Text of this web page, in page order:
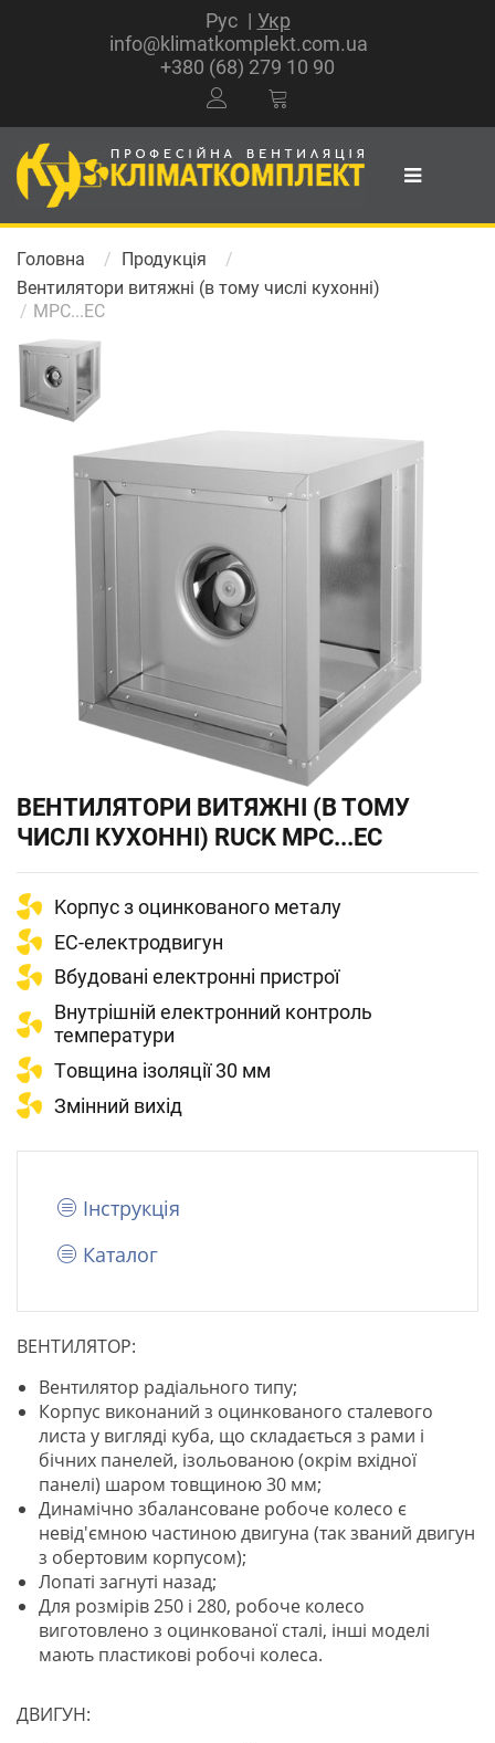
Рус
Укр
info@klimatkomplekt.com.ua
+380 (68) 279 10 90
Головна
Продукція
Вентилятори витяжні (в тому числі кухонні)
MPC...EC
ВЕНТИЛЯТОРИ ВИТЯЖНІ (В ТОМУ
ЧИСЛІ КУХОННІ) RUCK MPC...EC
Kорпус з оцинкованого металу
EC-електродвигун
Вбудовані електронні пристрої
Внутрішній електронний контроль
температури
Tовщина ізоляції 30 мм
Змінний вихід
Інструкція
Каталог
ВЕНТИЛЯТОР:
Вентилятор радіального типу;
Корпус виконаний з оцинкованого сталевого
листа у вигляді куба, що складається з рами і
бічних панелей, ізольованою (окрім вхідної
панелі) шаром товщиною 30 мм;
Динамічно збалансоване робоче колесо є
невід'ємною частиною двигуна (так званий двигун
з обертовим корпусом);
Лопаті загнуті назад;
Для розмірів 250 і 280, робоче колесо
виготовлено з оцинкованої сталі, інші моделі
мають пластикові робочі колеса.
ДВИГУН: